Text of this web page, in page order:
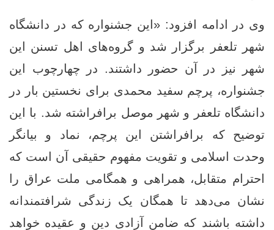
وی در ادامه افزود: «این جشنواره که در دانشگاه
شهر تلعفر برگزار شد و گروه‌های اهل تسنن این
شهر نیز در آن حضور داشتند. در چهارچوب این
جشنواره، پرچم سفید محمدی برای نخستین ‌بار در
دانشگاه تلعفر و شهر موصل برافراشته شد. با این
توضیح که برافراشتن این پرچم، نماد و بیانگر
وحدت اسلامی و تقویت مفهوم حقیقی آن است که
احترام متقابل، همراهی و همگامی ملت عراق را
نشان می‌دهد تا همگان یک زندگی شرافتمندانه
داشته باشند که ضامن آزادی دین و عقیده خواهد